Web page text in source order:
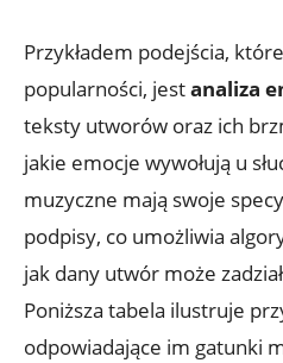
Przykładem podejścia,
popularności, jestanaliza
teksty utworów oraz ich
jakie emocje wywołują u
muzyczne mają swoje
podpisy, co umożliwia
jak dany utwór może
Poniższa tabela ilustruje
odpowiadające im gatunki